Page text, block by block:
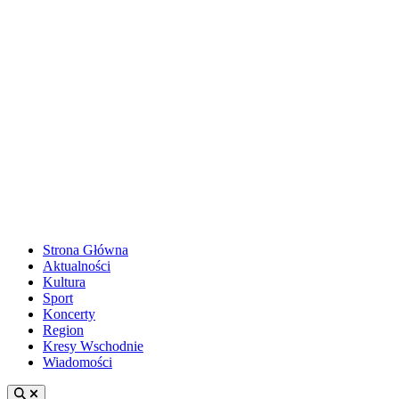
Strona Główna
Aktualności
Kultura
Sport
Koncerty
Region
Kresy Wschodnie
Wiadomości